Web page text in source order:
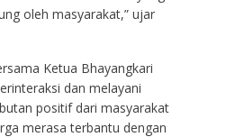
oleh masyarakat,” ujar
Ketua Bhayangkari
dan melayani
positif dari masyarakat
merasa terbantu dengan